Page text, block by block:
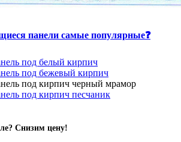
панели самые популярные❓
под белый кирпич
под бежевый кирпич
под кирпич черный мрамор
под кирпич песчаник
Снизим цену!